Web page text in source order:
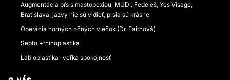
Augmentácia pŕs s mastopexiou, MUDr. Fedeleš, Yes Visage,
Bratislava, jazvy nie sú vidieť, prsia sú krásne
Operácia horných očných viečok (Dr. Faithová)
Septo +rhinoplastika
Labioplastika- veľka spokojnosť